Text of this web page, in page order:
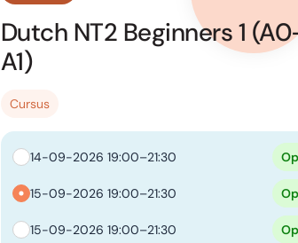
Dutch NT2 Beginners 1
A1)
Cursus
14-09-2026 19:00–21:30
15-09-2026 19:00–21:30
15-09-2026 19:00–21:30